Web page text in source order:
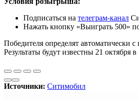
Подписаться на телеграм-канал
Нажать кнопку «Выиграть 500»
Победителя определят автоматически
Результаты будут известны 21 октября в
Источники: Ситимобил